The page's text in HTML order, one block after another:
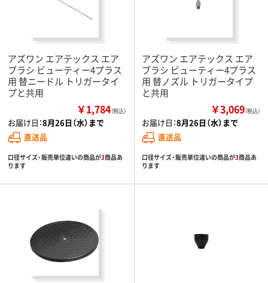
アズワン エアテックス エア
ブラシ ビューティー4プラス
用 替ニードル トリガータイ
プと共用
￥1,784（税込）
お届け日：8月26日（水）まで
直送品
口径サイズ・販売単位違いの商品が3商品あ
ります
アズワン エアテックス エア
ブラシ ビューティー4プラス
用 替ノズル トリガータイプ
と共用
￥3,069（税込）
お届け日：8月26日（水）まで
直送品
口径サイズ・販売単位違いの商品が3商品あ
ります